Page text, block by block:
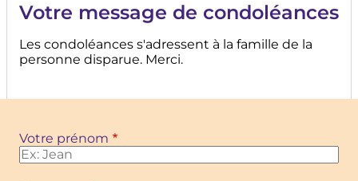
Votre message de condoléances
Les condoléances s'adressent à la famille de la
personne disparue. Merci.
Votre prénom